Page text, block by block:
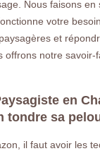
Nous faisons en
votre
et
offrons notre savoir-
en
tondre sa
il faut avoir les